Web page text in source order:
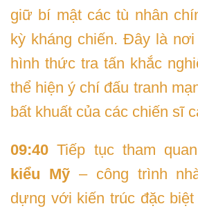
giữ bí mật các tù nhân
kỳ kháng chiến. Đây là
hình thức tra tấn khắc
thể hiện ý chí đấu tranh
bất khuất của các chiến sĩ
09:40 Tiếp tục tham quan
kiểu Mỹ– công trình
dựng với kiến trúc đặc biệt